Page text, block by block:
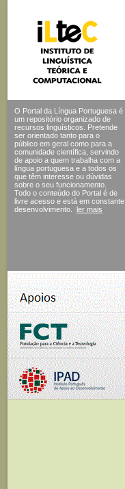
O Portal da Língua Portuguesa é
um repositório organizado de
recursos linguísticos. Pretende
ser orientado tanto para o
público em geral como para a
comunidade científica, servindo
de apoio a quem trabalha com a
língua portuguesa e a todos os
que têm interesse ou dúvidas
sobre o seu funcionamento.
Todo o conteúdo do Portal é de
livre acesso e está em constante
desenvolvimento.
ler mais